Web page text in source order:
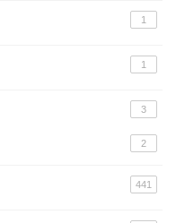
1
1
3
2
441